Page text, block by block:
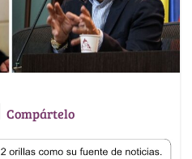
T
r
Compártelo